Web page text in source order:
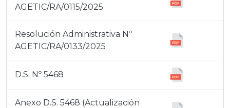
AGETIC/RA/0115/2025
Resolución Administrativa Nº
AGETIC/RA/0133/2025
D.S. Nº 5468
Anexo D.S. 5468 (Actualización